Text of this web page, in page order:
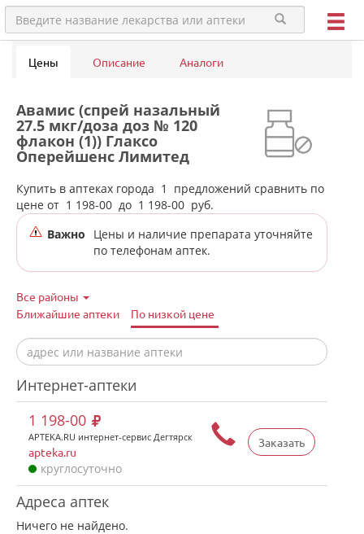
Цены Описание Аналоги
Авамис (спрей назальный
27.5 мкг/доза доз № 120
флакон (1)) Глаксо
Оперейшенс Лимитед
Великобритания в аптеках
города Дегтярска
Купить в аптеках города 1
предложений сравнить по
цене от 1 198-00 до 1 198-00 руб.
Важно
Цены и наличие препарата уточняйте
по телефонам аптек.
Все районы
Ближайшие аптеки
По низкой цене
Интернет-аптеки
Заказать
1 198-00
APTEKA.RU интернет-сервис Дегтярск
apteka.ru
круглосуточно
Адреса аптек
Ничего не найдено.